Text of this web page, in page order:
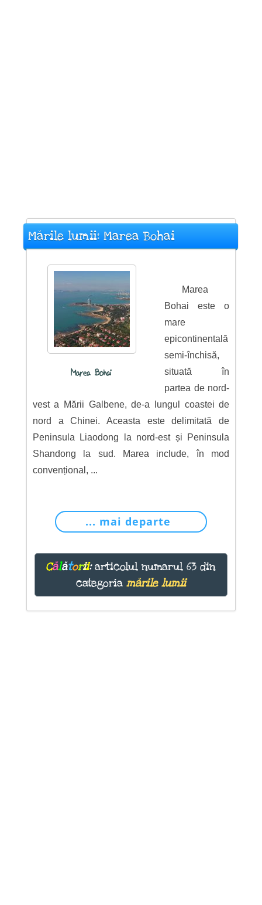
Mările lumii: Marea Bohai
Marea Bohai
Marea
Bohai este o
mare
epicontinentală
semi-închisă,
situată în
partea de nord-
vest a Mării Galbene, de-a lungul coastei de
nord a Chinei. Aceasta este delimitată de
Peninsula Liaodong la nord-est și Peninsula
Shandong la sud. Marea include, în mod
convențional, ...
... mai departe
Călătorii:articolul numarul 63 din
categoria mările lumii